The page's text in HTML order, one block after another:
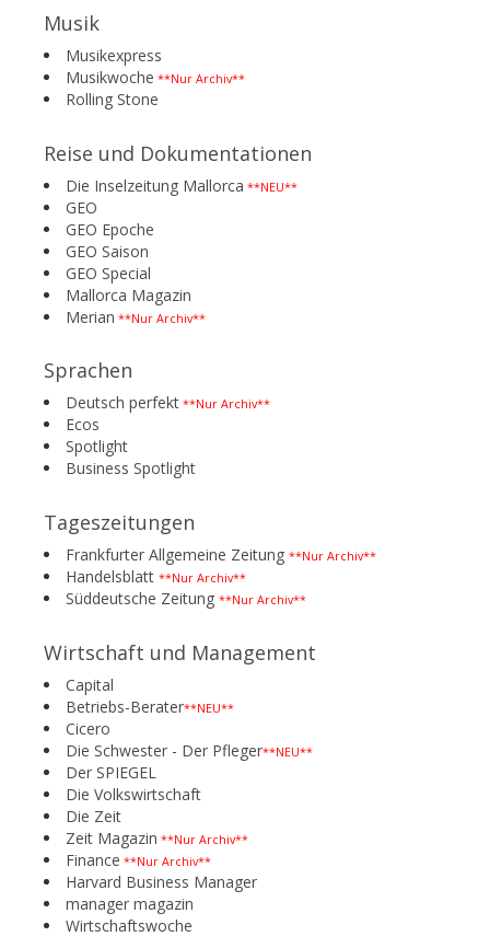
Musik
Musikexpress
Musikwoche **Nur Archiv**
Rolling Stone
Reise und Dokumentationen
Die Inselzeitung Mallorca **NEU**
GEO
GEO Epoche
GEO Saison
GEO Special
Mallorca Magazin
Merian **Nur Archiv**
Sprachen
Deutsch perfekt **Nur Archiv**
Ecos
Spotlight
Business Spotlight
Tageszeitungen
Frankfurter Allgemeine Zeitung **Nur Archiv**
Handelsblatt **Nur Archiv**
Süddeutsche Zeitung **Nur Archiv**
Wirtschaft und Management
Capital
Betriebs-Berater**NEU**
Cicero
Die Schwester - Der Pfleger**NEU**
Der SPIEGEL
Die Volkswirtschaft
Die Zeit
Zeit Magazin **Nur Archiv**
Finance **Nur Archiv**
Harvard Business Manager
manager magazin
Wirtschaftswoche